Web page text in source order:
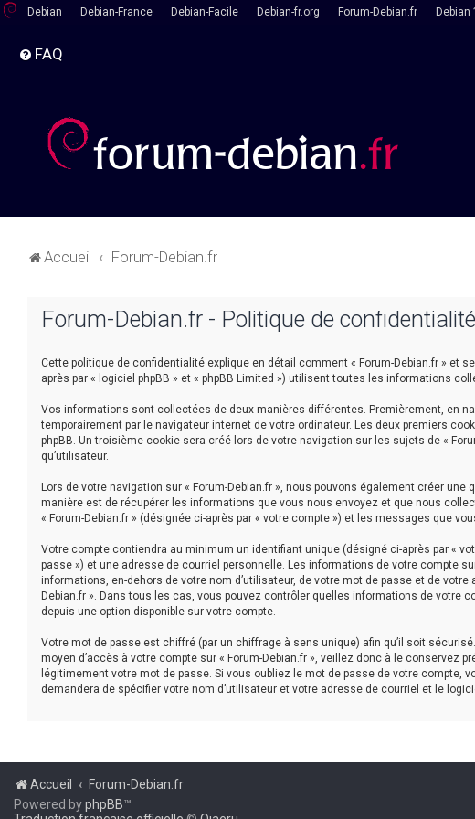
Debian Debian-France Debian-Facile Debian-fr.org Forum-Debian.fr Debian
FAQ
Accueil Forum-Debian.fr
Forum-Debian.fr - Politique de confidentialité
Cette politique de confidentialité explique en détail comment « Forum-Debian.fr » et
après par « logiciel phpBB » et « phpBB Limited ») utilisent toutes les informations
Vos informations sont collectées de deux manières différentes. Premièrement, en
temporairement par le navigateur internet de votre ordinateur. Les deux premiers
phpBB. Un troisième cookie sera créé lors de votre navigation sur les sujets de «
qu’utilisateur.
Lors de votre navigation sur « Forum-Debian.fr », nous pouvons également créer
manière est de récupérer les informations que vous nous envoyez et que nous
« Forum-Debian.fr » (désignée ci-après par « votre compte ») et les messages que
Votre compte contiendra au minimum un identifiant unique (désigné ci-après par «
passe ») et une adresse de courriel personnelle. Les informations de votre compte
informations, en-dehors de votre nom d’utilisateur, de votre mot de passe et de
Debian.fr ». Dans tous les cas, vous pouvez contrôler quelles informations de votre
depuis une option disponible sur votre compte.
Votre mot de passe est chiffré (par un chiffrage à sens unique) afin qu’il soit
moyen d’accès à votre compte sur « Forum-Debian.fr », veillez donc à le conservez
légitimement votre mot de passe. Si vous oubliez le mot de passe de votre compte,
demandera de spécifier votre nom d’utilisateur et votre adresse de courriel et le
Accueil Forum-Debian.fr
Powered byphpBB™